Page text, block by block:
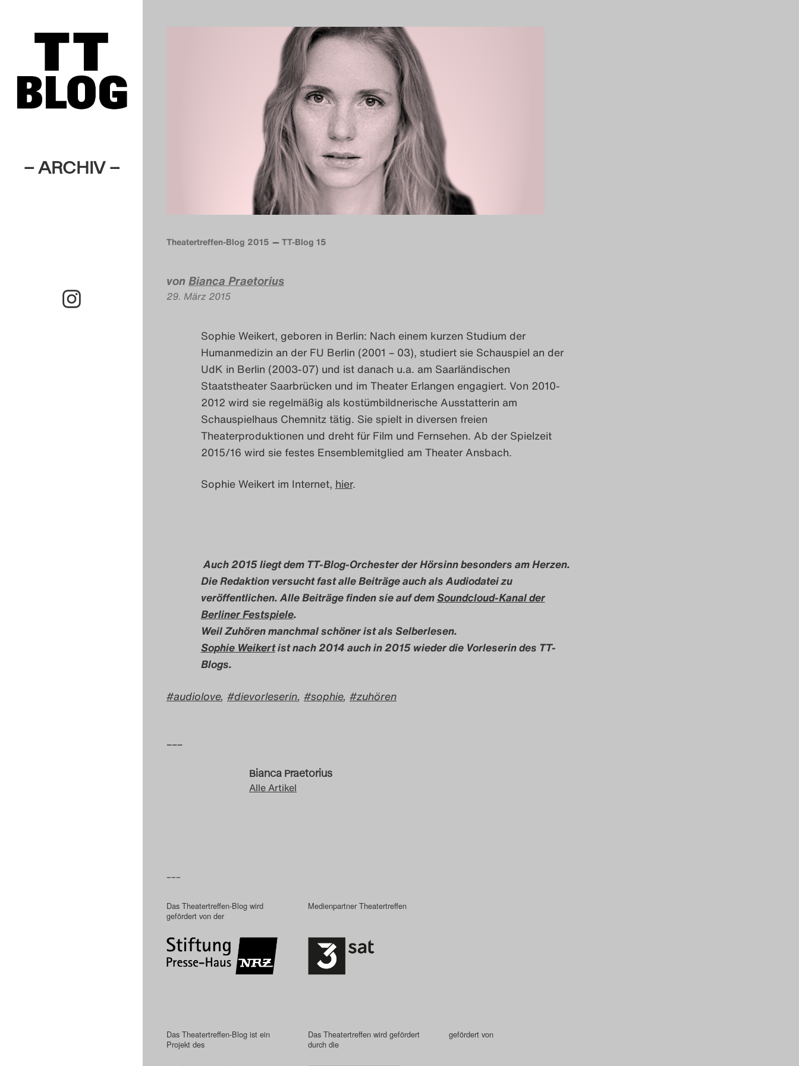
– ARCHIV –
Theatertreffen-Blog 2015 TT-Blog 15
vonBianca Praetorius
29. März 2015
Sophie Weikert, geboren in Berlin: Nach einem kurzen Studium der
Humanmedizin an der FU Berlin (2001 – 03), studiert sie Schauspiel an der
UdK in Berlin (2003-07) und ist danach u.a. am Saarländischen
Staatstheater Saarbrücken und im Theater Erlangen engagiert. Von 2010-
2012 wird sie regelmäßig als kostümbildnerische Ausstatterin am
Schauspielhaus Chemnitz tätig. Sie spielt in diversen freien
Theaterproduktionen und dreht für Film und Fernsehen. Ab der Spielzeit
2015/16 wird sie festes Ensemblemitglied am Theater Ansbach.
Sophie Weikert im Internet, hier.
Auch 2015 liegt dem TT-Blog-Orchester der Hörsinn besonders am Herzen.
Die Redaktion versucht fast alle Beiträge auch als Audiodatei zu
veröffentlichen. Alle Beiträge finden sie auf demSoundcloud-Kanal der
Berliner Festspiele.
Weil Zuhören manchmal schöner ist als Selberlesen.
Sophie Weikertist nach 2014 auch in 2015 wieder die Vorleserin des TT-
Blogs.
audiolove, dievorleserin, sophie, zuhören
–––
Bianca Praetorius
Alle Artikel
–––
Das Theatertreffen-Blog wird
gefördert von der
Medienpartner Theatertreffen
Das Theatertreffen-Blog ist ein
Projekt des
Das Theatertreffen wird gefördert
durch die
gefördert von